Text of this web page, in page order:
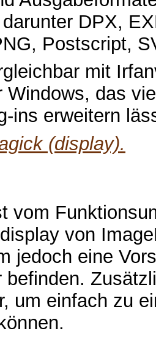
DPX,
Postscript,
mit
Windows, das
ins erweitern
(display).
vom
von
jedoch eine
befinden.
um einfach zu